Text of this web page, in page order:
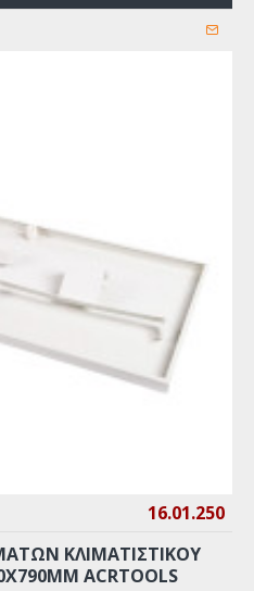
16.01.250
ΚΛΙΜΑΤΙΣΤΙΚΟΎ
ACRTOOLS